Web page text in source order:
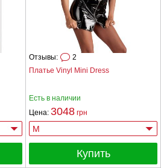
Платье Vinyl Mini Dress
Отзывы: 2
Есть в наличии
Цена: 3048 грн
Купить